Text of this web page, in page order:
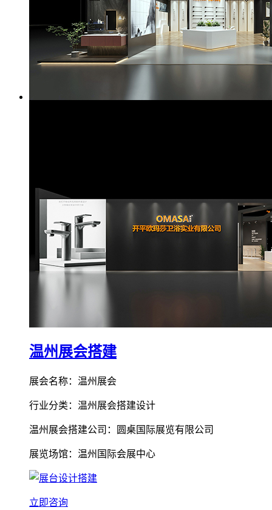
温州展会搭建
展会名称：温州展会
行业分类：温州展会搭建设计
温州展会搭建公司：圆桌国际展览有限公司
展览场馆：温州国际会展中心
立即咨询